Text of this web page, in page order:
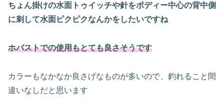
ちょん掛けの水面トゥイッチや針をボディー中心の背中側
に刺して水面ピクピクなんかをしたいですね
ホバストでの使用もとても良さそうです
カラーもなかなか良さげなものが多いので、釣れること間
違いなしだと思います